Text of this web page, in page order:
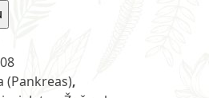
(Pankreas),